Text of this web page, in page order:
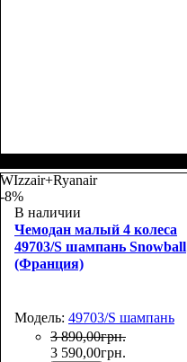
76х51х30+5
WIzzair+Ryanair
-8%
В наличии
Чемодан малый 4 колеса
49703/S шампань Snowball
(Франция)
Модель: 49703/S шампань
3 890,00грн.
3 590,00грн.